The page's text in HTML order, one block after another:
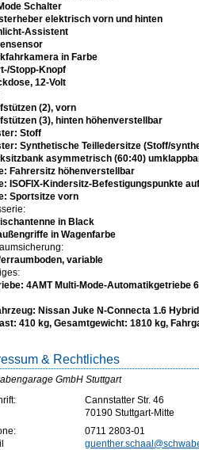
Schalter
elektrisch vorn und hinten
Assistent
in Farbe
Stopp-Knopf
12-Volt
(2), vorn
(3), hinten höhenverstellbar
Stoff
Synthetische Teilledersitze (Stoff/
asymmetrisch (60:40)
Fahrersitz höhenverstellbar
ISOFIX-Kindersitz-Befestigungspunkte
Sportsitze vorn
in Black
in Wagenfarbe
variable
4AMT Multi-Mode-Automatikgetriebe
Nissan Juke N-Connecta 1.6
410 kg, Gesamtgewicht: 1810 kg,
& Rechtliches
GmbH Stuttgart
Cannstatter Str. 46
70190 Stuttgart-Mitte
0711 2803-01